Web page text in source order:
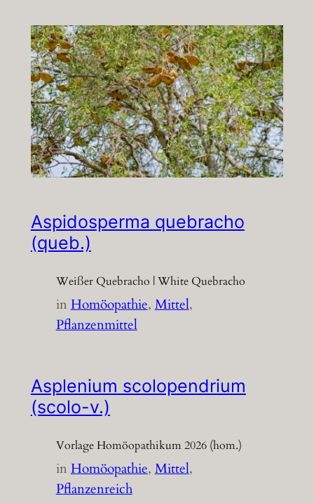
Aspidosperma quebracho
(queb.)
Weißer Quebracho | White Quebracho
inHomöopathie, Mittel
Pflanzenmittel
Asplenium scolopendrium
(scolo-v.)
Vorlage Homöopathikum 2026 (hom.)
inHomöopathie, Mittel
Pflanzenreich